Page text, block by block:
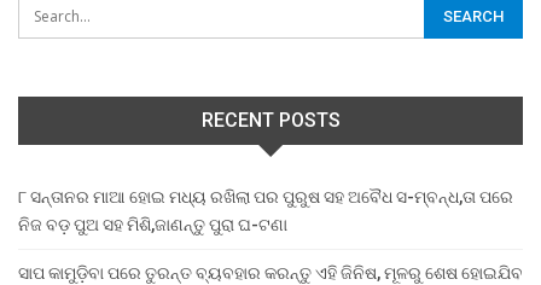
RECENT POSTS
୮ ସନ୍ତାନର ମାଆ ହୋଇ ମଧ୍ୟ ରଖିଲା ପର ପୁରୁଷ ସହ ଅବୈଧ ସ-ମ୍ବନ୍ଧ,ତା ପରେ
ନିଜ ବଡ଼ ପୁଅ ସହ ମିଶି,ଜାଣନ୍ତୁ ପୁରା ଘ-ଟଣା
ସାପ କାମୁଡ଼ିବା ପରେ ତୁରନ୍ତ ବ୍ୟବହାର କରନ୍ତୁ ଏହି ଜିନିଷ, ମୂଳରୁ ଶେଷ ହୋଇଯିବ